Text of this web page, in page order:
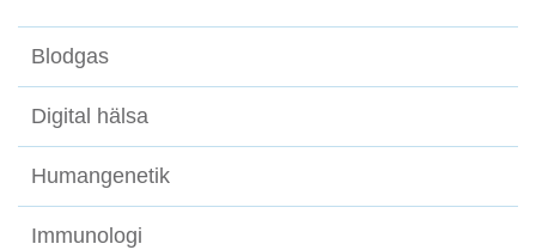
Blodgas
Digital hälsa
Humangenetik
Immunologi